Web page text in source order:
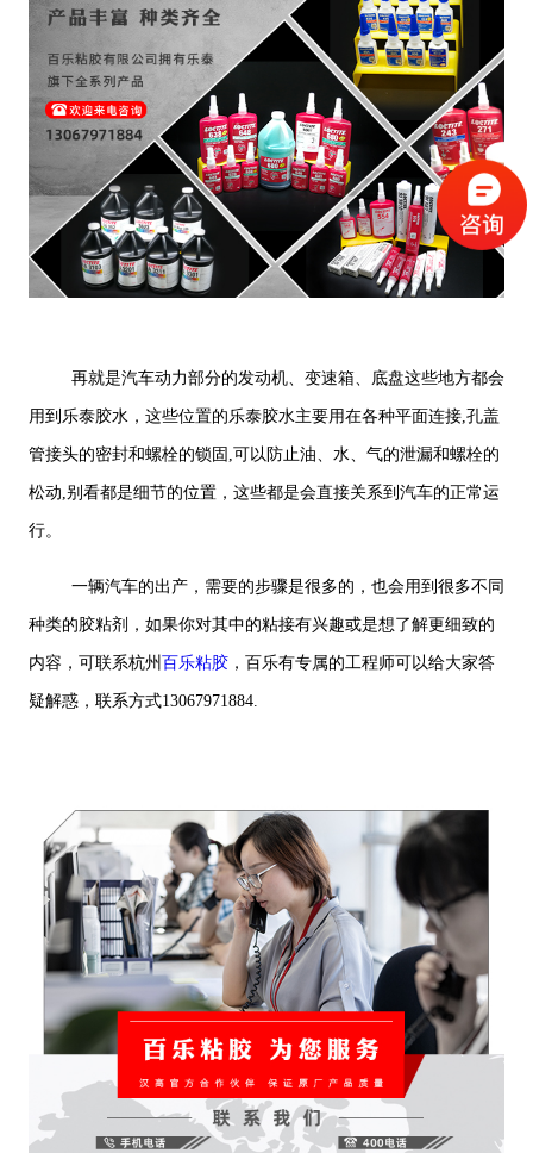
再就是汽车动力部分的发动机、变速箱、底盘这些地方都会
用到乐泰胶水，这些位置的乐泰胶水主要用在各种平面连接,孔盖
管接头的密封和螺栓的锁固,可以防止油、水、气的泄漏和螺栓的
松动,别看都是细节的位置，这些都是会直接关系到汽车的正常运
行。
一辆汽车的出产，需要的步骤是很多的，也会用到很多不同
种类的胶粘剂，如果你对其中的粘接有兴趣或是想了解更细致的
内容，可联系杭州 百乐粘胶，百乐有专属的工程师可以给大家答
疑解惑，联系方式13067971884.